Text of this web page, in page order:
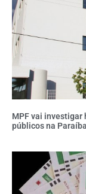
MPF vai
públicos na Paraíba